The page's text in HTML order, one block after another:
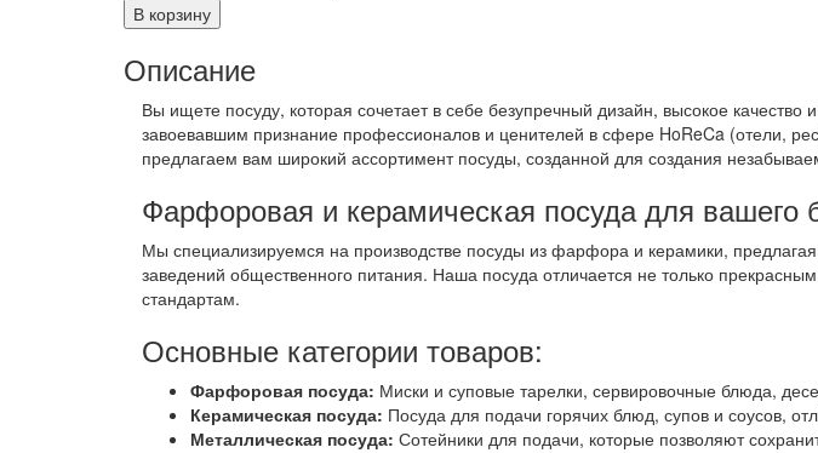
В корзину
Описание
Вы ищете посуду, которая сочетает в себе безупречный дизайн, высокое
завоевавшим признание профессионалов и ценителей в сфере HoReCa (отели,
предлагаем вам широкий ассортимент посуды, созданной для создания
Фарфоровая и керамическая посуда для вашего
Мы специализируемся на производстве посуды из фарфора и керамики,
заведений общественного питания. Наша посуда отличается не только
стандартам.
Основные категории товаров:
Фарфоровая посуда: Миски и суповые тарелки, сервировочные блюда,
Керамическая посуда: Посуда для подачи горячих блюд, супов и соусов,
Металлическая посуда: Сотейники для подачи, которые позволяют